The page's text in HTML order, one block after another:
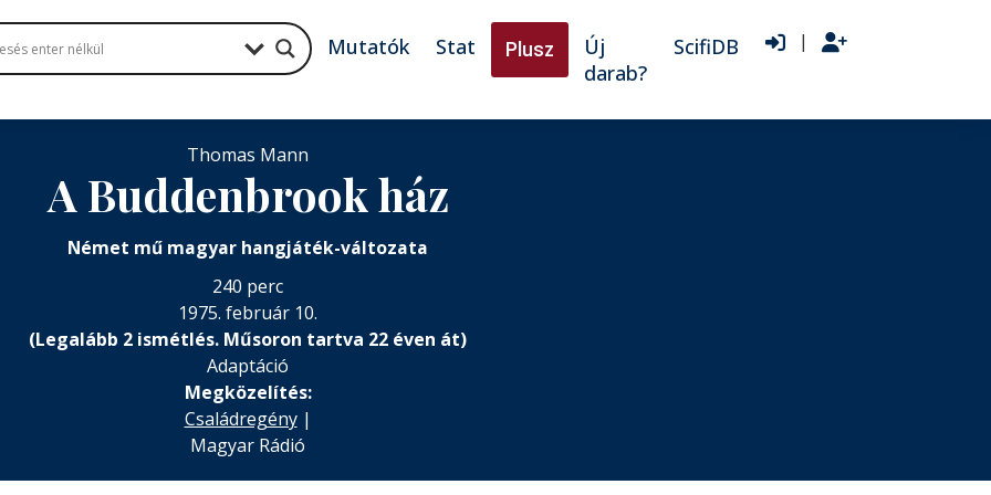
Mutatók Stat Plusz
Új
darab?
ScifiDB |
Thomas Mann
A Buddenbrook ház
Német mű magyar hangjáték-változata
240 perc
1975. február 10.
(Legalább 2 ismétlés. Műsoron tartva 22 éven át)
Adaptáció
Megközelítés:
Családregény|
Magyar Rádió